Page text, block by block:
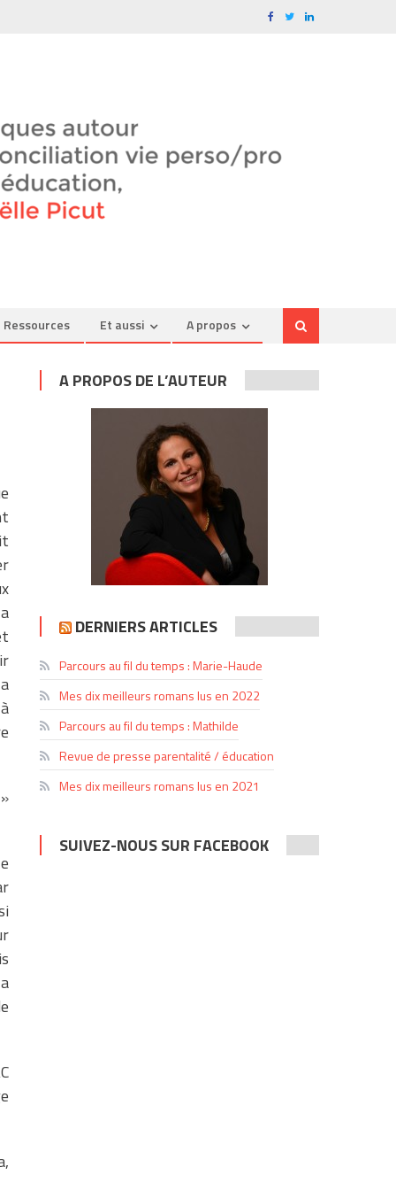
Ressources Et aussi A propos
A PROPOS DE L’AUTEUR
DERNIERS ARTICLES
Parcours au fil du temps : Marie-Haude
Mes dix meilleurs romans lus en 2022
Parcours au fil du temps : Mathilde
Revue de presse parentalité / éducation
Mes dix meilleurs romans lus en 2021
SUIVEZ-NOUS SUR FACEBOOK